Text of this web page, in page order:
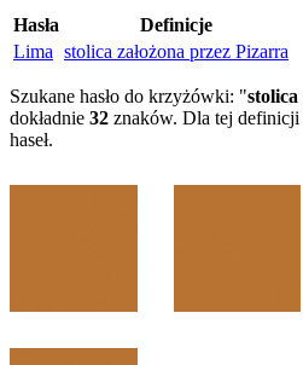
Hasła
Definicje
Lima stolica założona przez Pizarra
Szukane hasło do krzyżówki: "stolica
dokładnie 32 znaków. Dla tej definicji
haseł.